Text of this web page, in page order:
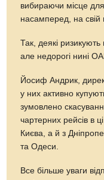
вибираючи місце для
насамперед, на свій
Так, деякі ризикують
але недорогі нині
Йосиф Андрик,
у них активно
зумовлено
чартерних рейсів в
Києва, а й з
та Одеси.
Все більше уваги